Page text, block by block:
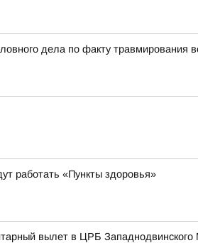
дела по факту травмирования
работать «Пункты здоровья»
вылет в ЦРБ